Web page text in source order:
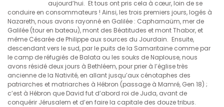
aujourd’hui. Et tous ont pris cela à cœur, loin de se
conduire en consommateurs ! Ainsi, les trois premiers jours, logés à
Nazareth, nous avons rayonné en Galilée : Capharnaüm, mer de
Galilée (tour en bateau), mont des Béatitudes et mont Thabor, et
même Césarée de Philippe aux sources du Jourdain. Ensuite,
descendant vers le sud, par le puits de la Samaritaine comme par
le camp de réfugiés de Balata ou les souks de Naplouse, nous
avons résidé deux jours à Bethléem, pour prier à l’église très
ancienne de la Nativité, en allant jusqu’aux cénotaphes des
patriarches et matriarches à Hébron (passage à Mamré, Gen 18) ;
c’est à Hébron que David fut d’abord roi de Juda, avant de
conquérir Jérusalem et d’en faire la capitale des douze tribus.